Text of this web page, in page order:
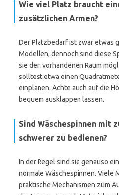
Wie viel Platz braucht
zusätzlichen Armen?
Der Platzbedarf ist zwar etwas
Modellen, dennoch sind diese
sie den vorhandenen Raum
solltest etwa einen
einplanen. Achte auch auf die
bequem ausklappen lassen.
Sind Wäschespinnen mit
schwerer zu bedienen?
In der Regel sind sie genauso
normale Wäschespinnen. Viele
praktische Mechanismen zum